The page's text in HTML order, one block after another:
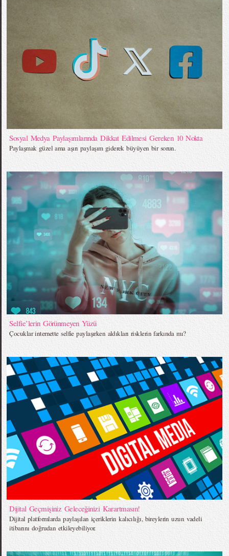
Sosyal Medya Paylaşımlarında Dikkat Edilmesi Gereken 10 Nokta
Paylaşmak güzel ama aşırı paylaşım giderek büyüyen bir sorun.
Selfie’lerin Görünmeyen Yüzü
Çocuklar internette selfie paylaşırken aldıkları risklerin farkında mı?
Dijital Geçmişiniz Geleceğinizi Karartmasın!
Dijital platformlarda paylaşılan içeriklerin kalıcılığı, bireylerin uzun vadeli
itibarını doğrudan etkileyebiliyor.